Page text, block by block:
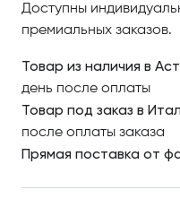
Доступны
премиальных заказов.
Товар из наличия в
день после оплаты
Товар под заказ в
после оплаты заказа
Прямая поставка от